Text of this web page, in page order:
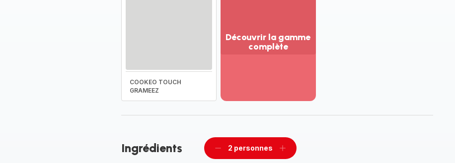
COOKEO TOUCH
GRAMEEZ
Découvrir la gamme
complète
complète
Ingrédients
Supprimer
2 personnes
Ajouter